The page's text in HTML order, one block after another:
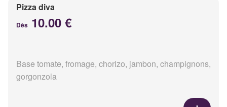
Pizza diva
Dès 10.00 €
Base tomate, fromage, chorizo, jambon, champignons,
gorgonzola